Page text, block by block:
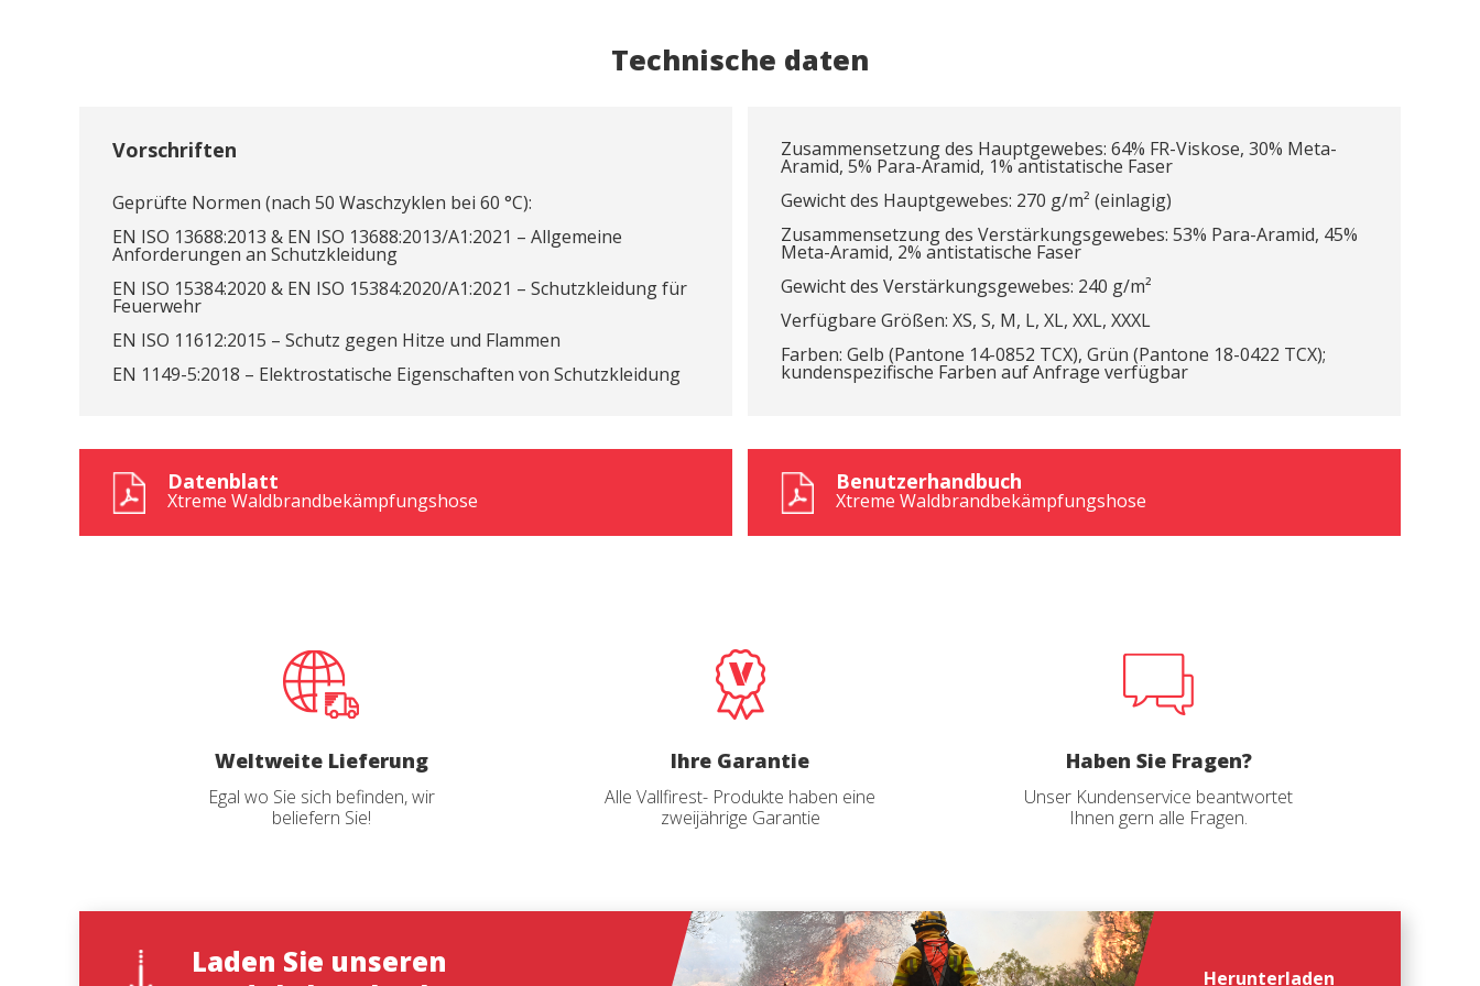
Technische daten
Vorschriften
Geprüfte Normen (nach 50 Waschzyklen bei 60 °C):
EN ISO 13688:2013 & EN ISO 13688:2013/A1:2021 – Allgemeine
Anforderungen an Schutzkleidung
EN ISO 15384:2020 & EN ISO 15384:2020/A1:2021 – Schutzkleidung für
Feuerwehr
EN ISO 11612:2015 – Schutz gegen Hitze und Flammen
EN 1149-5:2018 – Elektrostatische Eigenschaften von Schutzkleidung
Zusammensetzung des Hauptgewebes: 64% FR-Viskose, 30% Meta-
Aramid, 5% Para-Aramid, 1% antistatische Faser
Gewicht des Hauptgewebes: 270 g/m² (einlagig)
Zusammensetzung des Verstärkungsgewebes: 53% Para-Aramid, 45%
Meta-Aramid, 2% antistatische Faser
Gewicht des Verstärkungsgewebes: 240 g/m²
Verfügbare Größen: XS, S, M, L, XL, XXL, XXXL
Farben: Gelb (Pantone 14-0852 TCX), Grün (Pantone 18-0422 TCX);
kundenspezifische Farben auf Anfrage verfügbar
Datenblatt
Xtreme Waldbrandbekämpfungshose
Benutzerhandbuch
Xtreme Waldbrandbekämpfungshose
Weltweite Lieferung
Egal wo Sie sich befinden, wir
beliefern Sie!
Ihre Garantie
Alle Vallfirest- Produkte haben eine
zweijährige Garantie
Haben Sie Fragen?
Unser Kundenservice beantwortet
Ihnen gern alle Fragen.
Laden Sie unseren
Herunterladen